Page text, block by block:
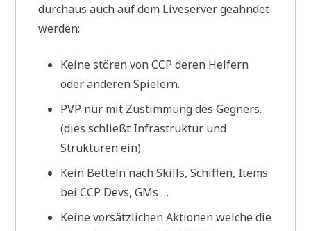
durchaus auch auf dem Liveserver geahndet
werden:
Keine stören von CCP deren Helfern
oder anderen Spielern.
PVP nur mit Zustimmung des Gegners.
(dies schließt Infrastruktur und
Strukturen ein)
Kein Betteln nach Skills, Schiffen, Items
bei CCP Devs, GMs …
Keine vorsätzlichen Aktionen welche die